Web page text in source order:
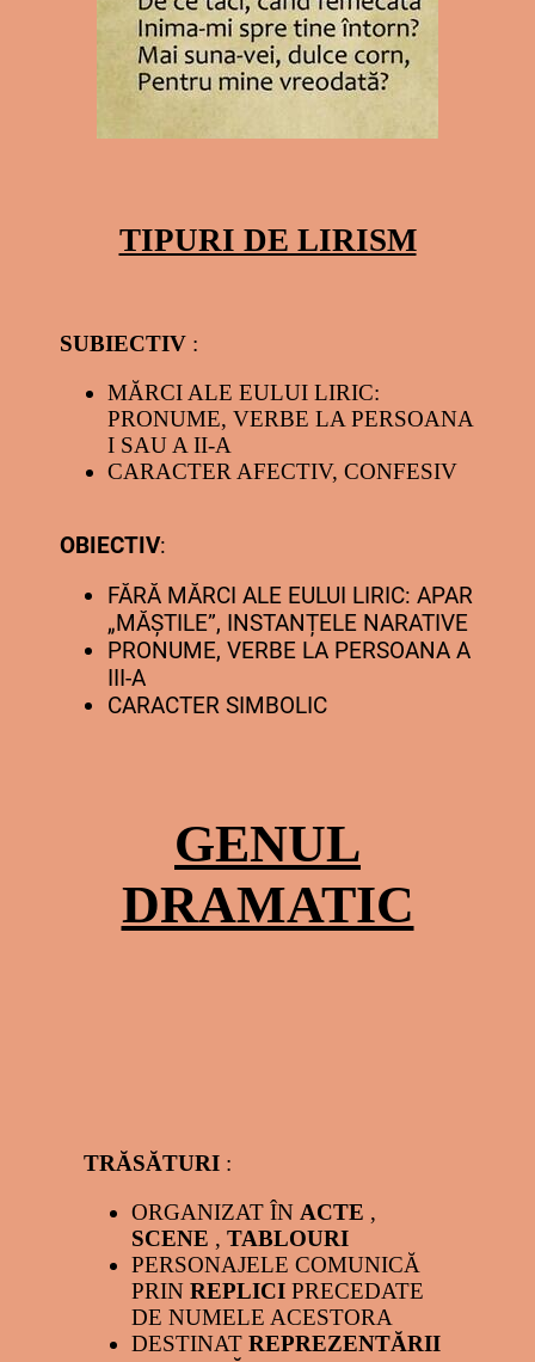
TIPURI DE LIRISM
SUBIECTIV :
MĂRCI ALE EULUI LIRIC:
PRONUME, VERBE LA PERSOANA
I SAU A II-A
CARACTER AFECTIV, CONFESIV
OBIECTIV:
FĂRĂ MĂRCI ALE EULUI LIRIC: APAR
„MĂȘTILE”, INSTANȚELE NARATIVE
PRONUME, VERBE LA PERSOANA A
III-A
CARACTER SIMBOLIC
GENUL
DRAMATIC
TRĂSĂTURI :
ORGANIZAT ÎN ACTE ,
SCENE , TABLOURI
PERSONAJELE COMUNICĂ
PRIN REPLICI PRECEDATE
DE NUMELE ACESTORA
DESTINAT REPREZENTĂRII